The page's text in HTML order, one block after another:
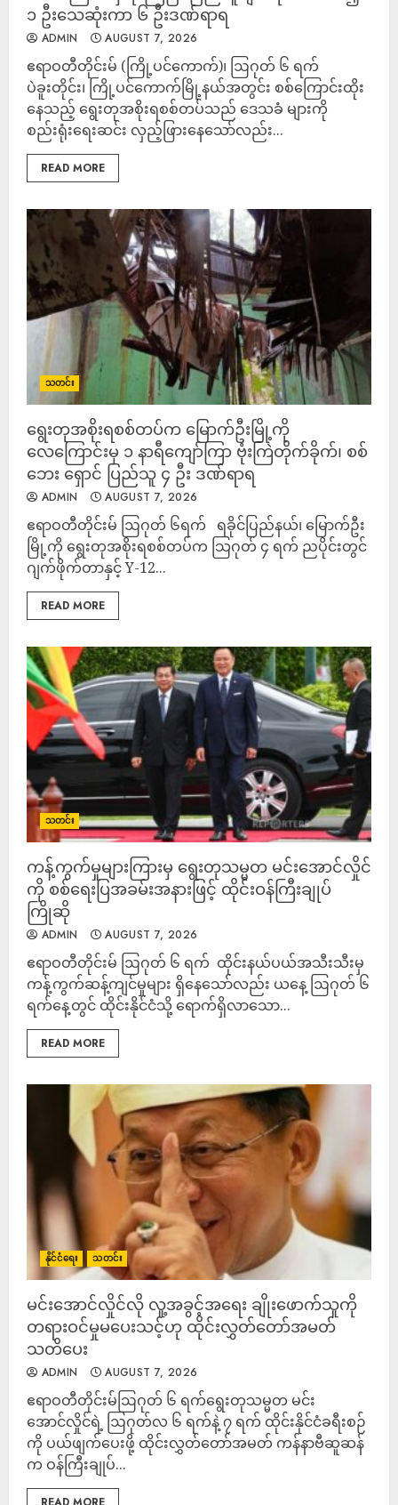
၁ ဦးသေဆုံးကာ ၆ ဦးဒဏ်ရာရ
ADMIN AUGUST 7, 2026
ဧရာဝတီတိုင်းမ် (ကြို့ပင်ကောက်)၊ ဩဂုတ် ၆ ရက်
ပဲခူးတိုင်း၊ ကြို့ပင်ကောက်မြို့နယ်အတွင်း စစ်ကြောင်းထိုး
နေသည့် ရွေးတုအစိုးရစစ်တပ်သည် ဒေသခံ များကို
စည်းရုံးရေးဆင်း လှည့်ဖြားနေသော်လည်း...
READ MORE
သတင်း
ရွေးတုအစိုးရစစ်တပ်က မြောက်ဦးမြို့ကို
လေကြောင်းမှ ၁ နာရီကျော်ကြာ ဗုံးကြဲတိုက်ခိုက်၊ စစ်
ဘေး ရှောင် ပြည်သူ ၄ ဦး ဒဏ်ရာရ
ADMIN AUGUST 7, 2026
‎ဧရာဝတီတိုင်းမ် ‎ဩဂုတ် ၆ရက် ‎ ‎ ရခိုင်ပြည်နယ်၊ မြောက်ဦး
မြို့ကို ရွေးတုအစိုးရစစ်တပ်က သြဂုတ် ၄ ရက် ညပိုင်းတွင်
ဂျက်ဖိုက်တာနှင့် Y-12...
READ MORE
သတင်း
ကန့်ကွက်မှုများကြားမှ ရွေးတုသမ္မတ မင်းအောင်လှိုင်
ကို စစ်ရေးပြအခမ်းအနားဖြင့် ထိုင်းဝန်ကြီးချုပ်
ကြိုဆို
ADMIN AUGUST 7, 2026
‎ဧရာဝတီတိုင်းမ် ‎ဩဂုတ် ၆ ရက် ‎ ထိုင်းနယ်ပယ်အသီးသီးမှ
ကန့်ကွက်ဆန့်ကျင်မှုများ ရှိနေသော်လည်း ယနေ့ ဩဂုတ် ၆
ရက်နေ့တွင် ထိုင်းနိုင်ငံသို့ ရောက်ရှိလာသော...
READ MORE
နိုင်ငံရေး သတင်း
မင်းအောင်လှိုင်လို လူ့အခွင့်အရေး ချိုးဖောက်သူကို
တရားဝင်မှုမပေးသင့်ဟု ထိုင်းလွှတ်တော်အမတ်
သတိပေး
ADMIN AUGUST 7, 2026
ဧရာဝတီတိုင်းမ်ဩဂုတ် ၆ ရက်ရွေးတုသမ္မတ မင်း
အောင်လှိုင်ရဲ့ ဩဂုတ်လ ၆ ရက်နဲ့ ၇ ရက် ထိုင်းနိုင်ငံခရီးစဉ်
ကို ပယ်ဖျက်ပေးဖို့ ထိုင်းလွှတ်တော်အမတ် ကန်နာဗီဆူဆန်
က ဝန်ကြီးချုပ်...